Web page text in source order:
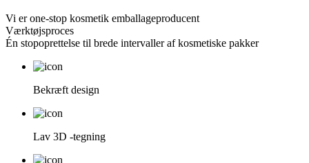
Vi er one-stop kosmetik emballageproducent
Værktøjsproces
Én stopoprettelse til brede intervaller af kosmetiske pakker
Bekræft design
Lav 3D -tegning